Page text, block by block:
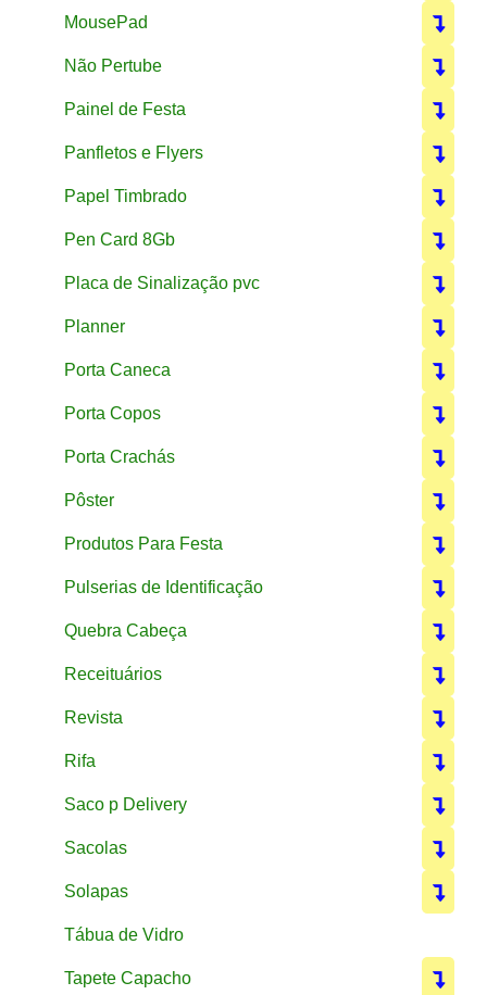
MousePad
Não Pertube
Painel de Festa
Panfletos e Flyers
Papel Timbrado
Pen Card 8Gb
Placa de Sinalização pvc
Planner
Porta Caneca
Porta Copos
Porta Crachás
Pôster
Produtos Para Festa
Pulserias de Identificação
Quebra Cabeça
Receituários
Revista
Rifa
Saco p Delivery
Sacolas
Solapas
Tábua de Vidro
Tapete Capacho